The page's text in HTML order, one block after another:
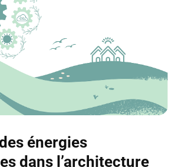
énergies
dans l’architecture